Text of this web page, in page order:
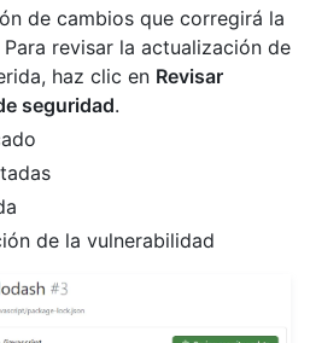
de cambios que corregirá la
revisar la actualización de
haz clic en Revisar
seguridad.
de la vulnerabilidad